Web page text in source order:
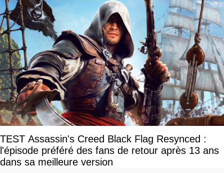
TEST Assassin's Creed Black Flag Resynced :
l'épisode préféré des fans de retour après 13 ans
dans sa meilleure version